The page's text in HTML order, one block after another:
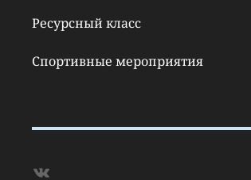
Ресурсный класс
Спортивные мероприятия
ВКонтакте